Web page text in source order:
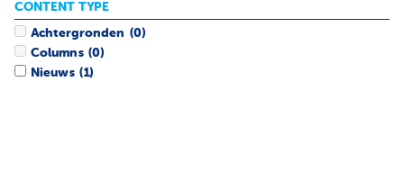
CONTENT TYPE
Achtergronden (0)
Columns (0)
Nieuws (1)